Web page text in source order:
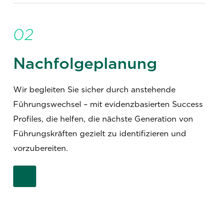
02
Nachfolgeplanung
Wir begleiten Sie sicher durch anstehende
Führungswechsel – mit evidenzbasierten Success
Profiles, die helfen, die nächste Generation von
Führungskräften gezielt zu identifizieren und
vorzubereiten.